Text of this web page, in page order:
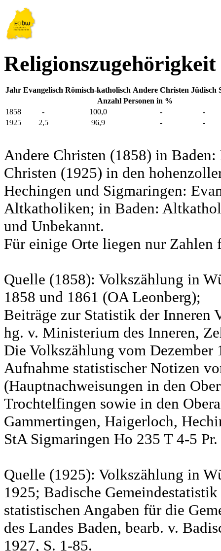
Jahr Evangelisch Römisch-katholisch Andere Christen Jüdisch
Anzahl Personen in %
1858
- 100,0 -
-
1925
2,5 96,9 - -
Andere Christen (1858) in
Christen (1925) in den
Hechingen und Sigmaringen:
Altkatholiken; in Baden:
und Unbekannt.
Für einige Orte liegen nur Zahlen
Quelle (1858): Volkszählung in
1858 und 1861 (OA Leonberg);
Beiträge zur Statistik der Inneren
hg. v. Ministerium des Inneren,
Die Volkszählung vom
Aufnahme statistischer Notizen
(Hauptnachweisungen in den
Trochtelfingen sowie in den
Gammertingen, Haigerloch,
StA Sigmaringen Ho 235 T 4-5
Quelle (1925): Volkszählung in
1925; Badische
statistischen Angaben für die
des Landes Baden, bearb. v.
1927, S. 1-85.